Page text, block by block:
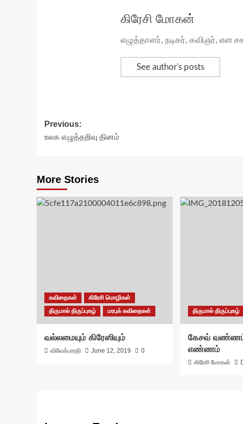
கிரேசி மோகன்
எழுத்தாளர், நடிகர், கவிஞர், என
See author's posts
Post
navigation
Previous:
உலக எழுத்தறிவு தினம்
More Stories
கவிதைகள்
கிரேசி மொழிகள்
திருமால் திருப்புகழ்
மரபுக் கவிதைகள்
வல்லமையும் கிரேஸியும்
விவேக்பாரதி June 12, 2019 0
திருமால் திருப்புகழ்
கேசவ் வண்ணம்
எண்ணம்
கிரேசி மோகன்